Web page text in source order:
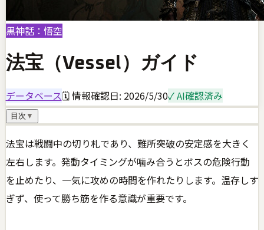
黒神話：悟空
法宝（Vessel）ガイド
データベース🗓 情報確認日: 2026/5/30✓ AI確認済み
目次 ▼
法宝は戦闘中の切り札であり、難所突破の安定感を大きく
左右します。発動タイミングが噛み合うとボスの危険行動
を止めたり、一気に攻めの時間を作れたりします。温存しす
ぎず、使って勝ち筋を作る意識が重要です。